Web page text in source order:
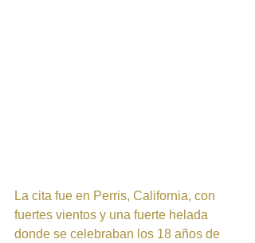
La cita fue en Perris, California, con
fuertes vientos y una fuerte helada
donde se celebraban los 18 años de